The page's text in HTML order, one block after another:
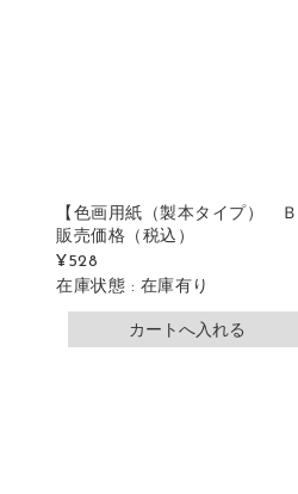
【色画用紙（製本タイプ）
販売価格 （税込）
¥528
在庫状態 : 在庫有り